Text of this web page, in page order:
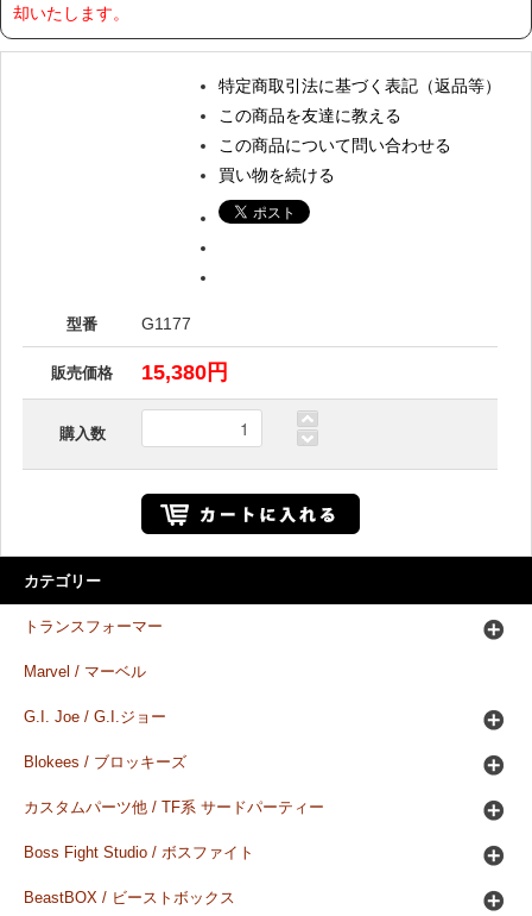
却いたします。
特定商取引法に基づく表記（返品等）
この商品を友達に教える
この商品について問い合わせる
買い物を続ける
型番 G1177
販売価格 15,380円
購入数
カテゴリー
トランスフォーマー
Marvel / マーベル
G.I. Joe / G.I.ジョー
Blokees / ブロッキーズ
カスタムパーツ他 / TF系 サードパーティー
Boss Fight Studio / ボスファイト
BeastBOX / ビーストボックス